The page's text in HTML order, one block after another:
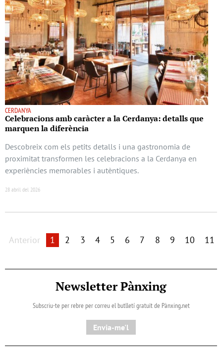
CERDANYA
Celebracions amb caràcter a la Cerdanya: detalls que
marquen la diferència
Descobreix com els petits detalls i una gastronomia de
proximitat transformen les celebracions a la Cerdanya en
experiències memorables i autèntiques.
28 abril del 2026
Anterior 1 2 3 4 5 6 7 8 9 10 11
Newsletter Pànxing
Subscriu-te per rebre per correu el butlletí gratuït de Pànxing.net​
Envia-me'l